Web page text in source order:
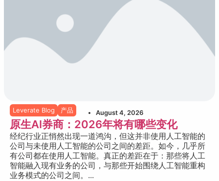
Leverate Blog 产品 August 4, 2026
原生AI券商：2026年将有哪些变化
经纪行业正悄然出现一道鸿沟，但这并非使用人工智能的
公司与未使用人工智能的公司之间的差距。如今，几乎所
有公司都在使用人工智能。真正的差距在于：那些将人工
智能融入现有业务的公司，与那些开始围绕人工智能重构
业务模式的公司之间。...